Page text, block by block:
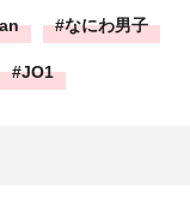
なにわ男子
JO1